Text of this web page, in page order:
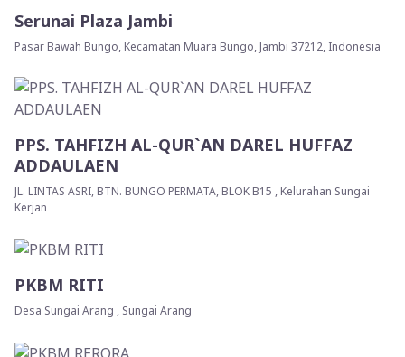
Serunai Plaza Jambi
Pasar Bawah Bungo, Kecamatan Muara Bungo, Jambi 37212, Indonesia
PPS. TAHFIZH AL-QUR`AN DAREL HUFFAZ
ADDAULAEN
JL. LINTAS ASRI, BTN. BUNGO PERMATA, BLOK B15 , Kelurahan Sungai
Kerjan
PKBM RITI
Desa Sungai Arang , Sungai Arang